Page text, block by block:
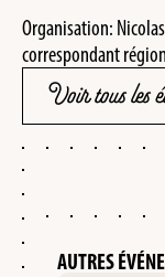
Organisation: Nicolas
correspondant
Voir tous les
AUTRES